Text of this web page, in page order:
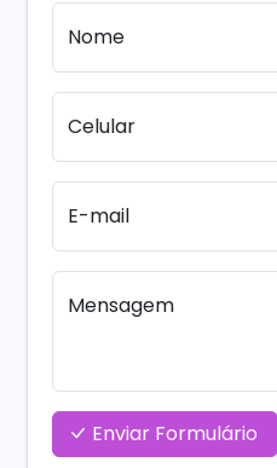
Nome
Celular
E-mail
Mensagem
Enviar Formulário